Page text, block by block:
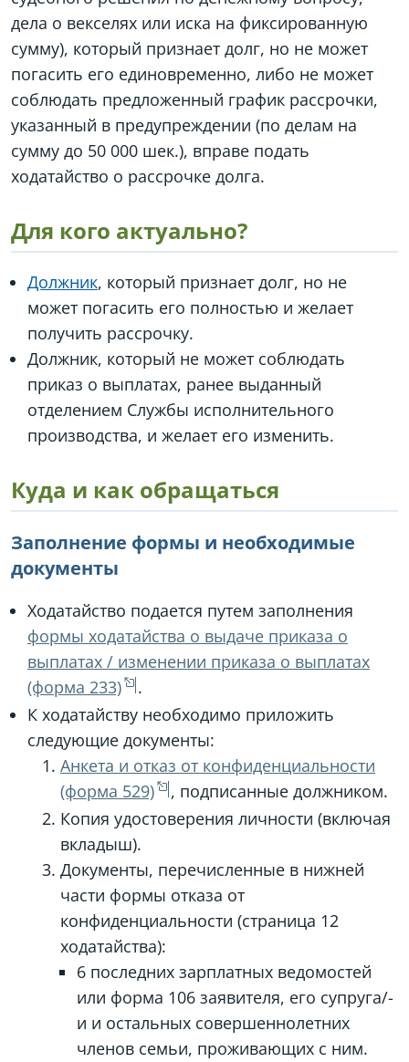
дела о векселях или иска на фиксированную
сумму), который признает долг, но не может
погасить его единовременно, либо не может
соблюдать предложенный график рассрочки,
указанный в предупреждении (по делам на
сумму до 50 000 шек.), вправе подать
ходатайство о рассрочке долга.
Для кого актуально?
Должник, который признает долг, но не
может погасить его полностью и желает
получить рассрочку.
Должник, который не может соблюдать
приказ о выплатах, ранее выданный
отделением Службы исполнительного
производства, и желает его изменить.
Куда и как обращаться
Заполнение формы и необходимые
документы
Ходатайство подается путем заполнения
формы ходатайства о выдаче приказа о
выплатах / изменении приказа о выплатах
(форма 233)
.
К ходатайству необходимо приложить
следующие документы:
Анкета и отказ от конфиденциальности
(форма 529)
, подписанные должником.
Копия удостоверения личности (включая
вкладыш).
Документы, перечисленные в нижней
части формы отказа от
конфиденциальности (страница 12
ходатайства):
6 последних зарплатных ведомостей
или форма 106 заявителя, его супруга/-
и и остальных совершеннолетних
членов семьи, проживающих с ним.